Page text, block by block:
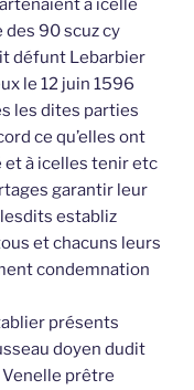
à icelle
90 scuz cy
défunt Lebarbier
le 12 juin 1596
les dites parties
ce qu’elles ont
à icelles tenir etc
garantir leur
establiz
et chacuns leurs
condemnation
présents
doyen dudit
prêtre